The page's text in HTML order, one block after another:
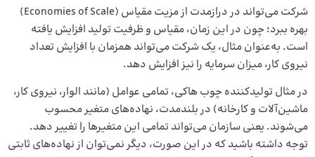
شرکت می‌تواند در درازمدت از مزیت مقیاس (Economies of Scale)
بهره ببرد؛ چون در این زمان، مقیاس و ظرفیت تولید افزایش یافته
است. به‌عنوان مثال، یک شرکت می‌تواند همزمان با افزایش تعداد
نیروی کار، میزان سرمایه را نیز افزایش دهد.
در مثال تولیدکننده چوب هاکی، تمامی عوامل (مانند الوار، نیروی کار،
ماشین‌آلات و کارخانه) در بلندمدت، نهاده‌های متغیر محسوب
می‌شوند. یعنی سازمان می‌تواند تمامی این متغیرها را تغییر دهد.
توجه داشته باشید که در این صورت، دیگر نمی‌توان از نهاده‌های ثابتی